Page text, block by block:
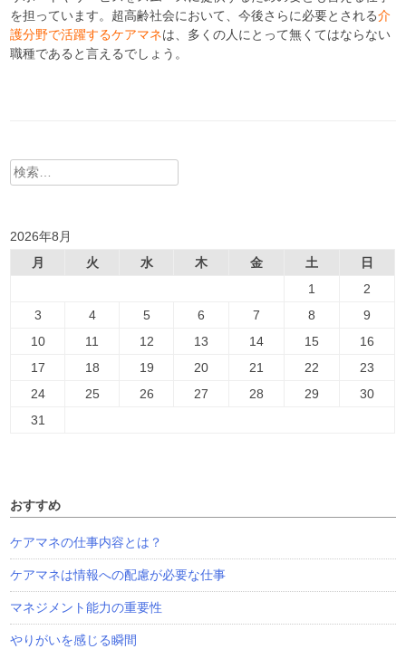
を担っています。超高齢社会において、今後さらに必要とされる介
護分野で活躍するケアマネは、多くの人にとって無くてはならない
職種であると言えるでしょう。
検
2026年8月
月
火 水 木 金 土
日
1
2
3
4 5 6 7 8
9
10
11 12 13 14 15
16
17
18 19 20 21 22
23
24
25 26 27 28 29
30
31
おすすめ
ケアマネの仕事内容とは？
ケアマネは情報への配慮が必要な仕事
マネジメント能力の重要性
やりがいを感じる瞬間